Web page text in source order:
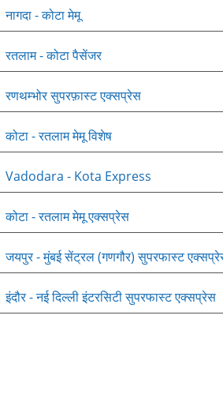
नागदा - कोटा मेमू
रतलाम - कोटा पैसेंजर
रणथम्भोर सुपरफ़ास्ट एक्सप्रेस
कोटा - रतलाम मेमू विशेष
Vadodara - Kota Express
कोटा - रतलाम मेमू एक्सप्रेस
जयपुर - मुंबई सेंट्रल (गणगौर) सुपरफास्ट
इंदौर - नई दिल्ली इंटरसिटी सुपरफास्ट एक्सप्रेस